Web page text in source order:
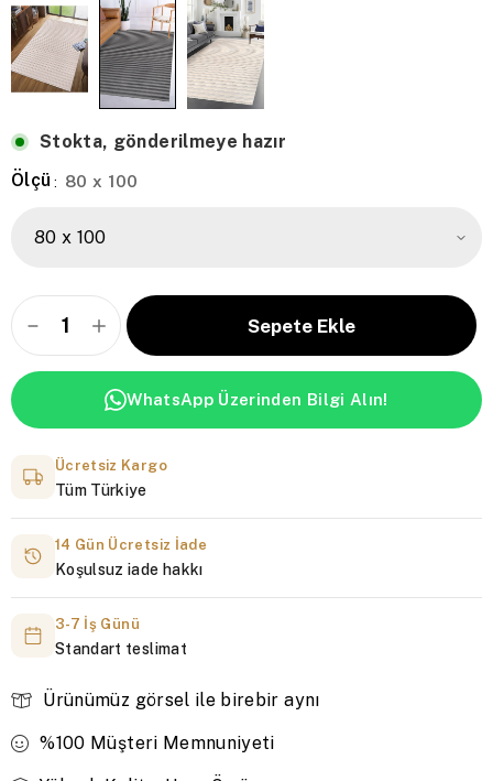
Stokta, gönderilmeye hazır
Ölçü : 80 x 100
WhatsApp Üzerinden Bilgi Alın!
Ücretsiz Kargo
Tüm Türkiye
14 Gün Ücretsiz İade
Koşulsuz iade hakkı
3-7 İş Günü
Standart teslimat
Ürünümüz görsel ile birebir aynı
%100 Müşteri Memnuniyeti